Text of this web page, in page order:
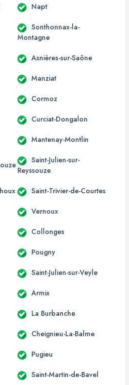
Napt
Sonthonnax-la-
Montagne
Asnières-sur-Saône
Manziat
Cormoz
Curciat-Dongalon
Mantenay-Montlin
Saint-Julien-sur-
Reyssouze
Saint-Trivier-de-Courtes
Vernoux
Collonges
Pougny
Saint-Julien-sur-Veyle
Armix
La Burbanche
Cheignieu-La-Balme
Pugieu
Saint-Martin-de-Bavel